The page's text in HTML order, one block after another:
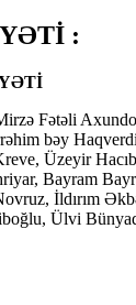
:
Fətəli
bəy
Üzeyir
Bayram
İldırım
Ülvi